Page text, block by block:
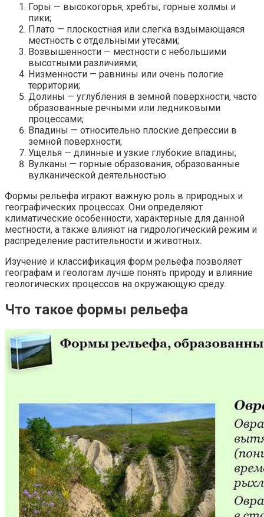
Горы — высокогорья, хребты, горные холмы и
пики;
Плато — плоскостная или слегка вздымающаяся
местность с отдельными утесами;
Возвышенности — местности с небольшими
высотными различиями;
Низменности — равнины или очень пологие
территории;
Долины — углубления в земной поверхности, часто
образованные речными или ледниковыми
процессами;
Впадины — относительно плоские депрессии в
земной поверхности;
Ущелья — длинные и узкие глубокие впадины;
Вулканы — горные образования, образованные
вулканической деятельностью.
Формы рельефа играют важную роль в природных и
географических процессах. Они определяют
климатические особенности, характерные для данной
местности, а также влияют на гидрологический режим и
распределение растительности и животных.
Изучение и классификация форм рельефа позволяет
географам и геологам лучше понять природу и влияние
геологических процессов на окружающую среду.
Что такое формы рельефа